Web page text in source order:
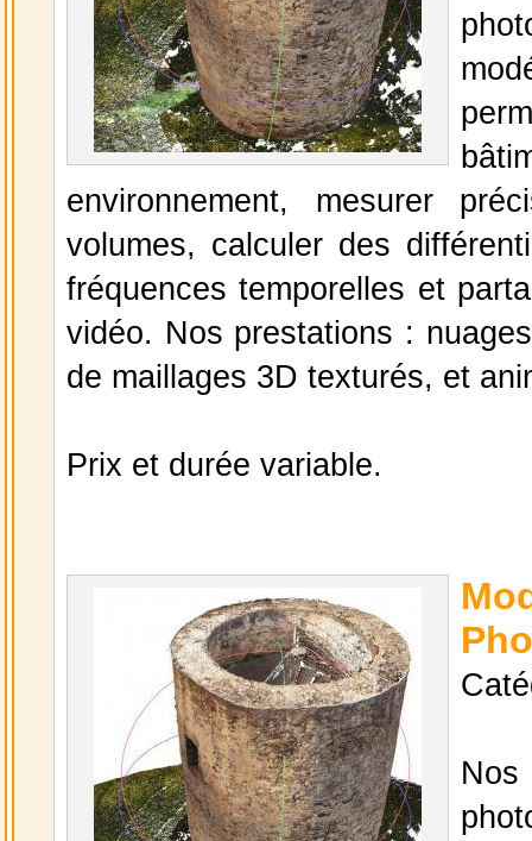
environnement, mesurer
volumes, calculer des
fréquences temporelles et
vidéo. Nos prestations :
de maillages 3D texturés, et
Prix et durée variable.